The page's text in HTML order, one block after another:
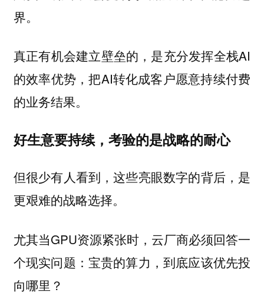
界。
真正有机会建立壁垒的，是充分发挥全栈AI
的效率优势，把AI转化成客户愿意持续付费
的业务结果。
好生意要持续，考验的是战略的耐心
但很少有人看到，这些亮眼数字的背后，是
更艰难的战略选择。
尤其当GPU资源紧张时，云厂商必须回答一
个现实问题：宝贵的算力，到底应该优先投
向哪里？